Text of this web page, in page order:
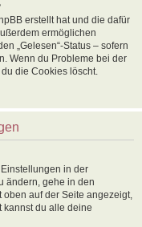
erstellt hat und die dafür
ermöglichen
„Gelesen“-Status – sofern
Wenn du Probleme bei der
die Cookies löscht.
in der
ändern, gehe in den
oben auf der Seite angezeigt,
kannst du alle deine